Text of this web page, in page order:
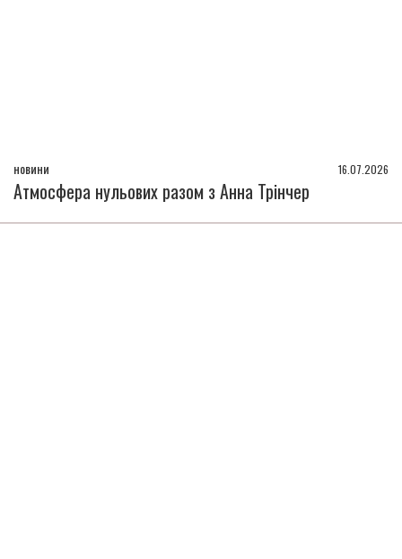
новини 16.07.2026
Атмосфера нульових разом з Анна Трінчер